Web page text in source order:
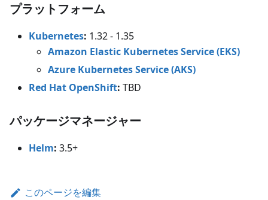
プラットフォーム
Kubernetes: 1.32 - 1.35
Amazon Elastic Kubernetes Service (EKS)
Azure Kubernetes Service (AKS)
Red Hat OpenShift: TBD
パッケージマネージャー
Helm: 3.5+
このページを編集